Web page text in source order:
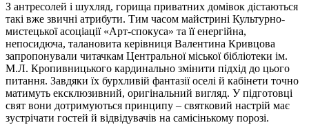
З антресолей і шухляд, горища приватних домівок дістаються
такі вже звичні атрибути. Тим часом майстрині Культурно-
мистецької асоціації «Арт-спокуса» та її енергійна,
непосидюча, талановита керівниця Валентина Кривцова
запропонували читачкам Центральної міської бібліотеки ім.
М.Л. Кропивницького кардинально змінити підхід до цього
питання. Завдяки їх бурхливій фантазії оселі й кабінети точно
матимуть ексклюзивний, оригінальний вигляд. У підготовці
свят вони дотримуються принципу – святковий настрій має
зустрічати гостей й відвідувачів на самісінькому порозі.